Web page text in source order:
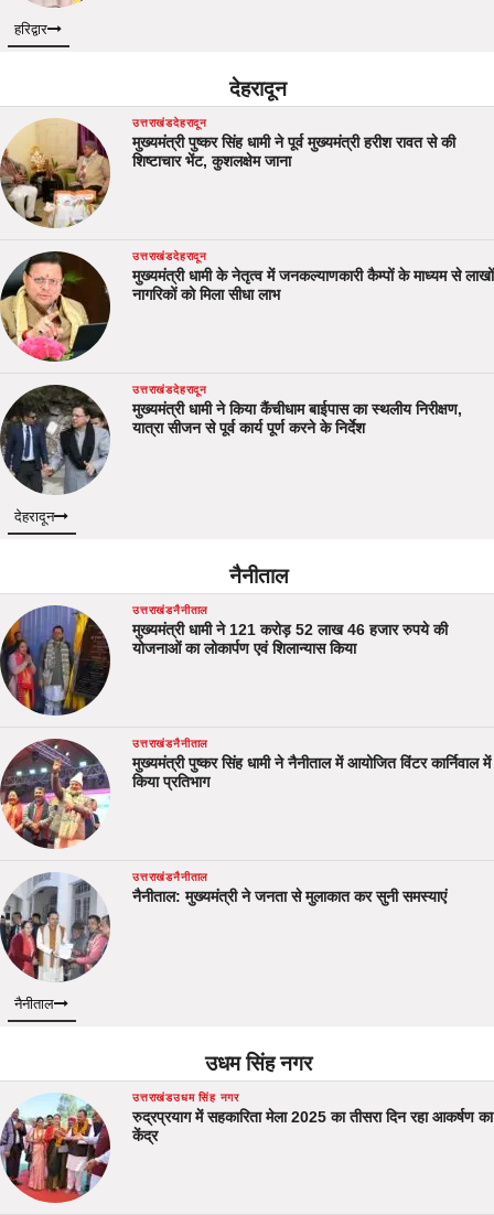
हरिद्वार
देहरादून
उत्तराखंडदेहरादून
मुख्यमंत्री पुष्कर सिंह धामी ने पूर्व मुख्यमंत्री हरीश रावत से की
शिष्टाचार भेंट, कुशलक्षेम जाना
उत्तराखंडदेहरादून
मुख्यमंत्री धामी के नेतृत्व में जनकल्याणकारी कैम्पों के माध्यम से लाखों
नागरिकों को मिला सीधा लाभ
उत्तराखंडदेहरादून
मुख्यमंत्री धामी ने किया कैंचीधाम बाईपास का स्थलीय निरीक्षण,
यात्रा सीजन से पूर्व कार्य पूर्ण करने के निर्देश
देहरादून
नैनीताल
उत्तराखंडनैनीताल
मुख्यमंत्री धामी ने 121 करोड़ 52 लाख 46 हजार रुपये की
योजनाओं का लोकार्पण एवं शिलान्यास किया
उत्तराखंडनैनीताल
मुख्यमंत्री पुष्कर सिंह धामी ने नैनीताल में आयोजित विंटर कार्निवाल में
किया प्रतिभाग
उत्तराखंडनैनीताल
नैनीताल: मुख्यमंत्री ने जनता से मुलाकात कर सुनी समस्याएं
नैनीताल
उधम सिंह नगर
उत्तराखंडउधम सिंह नगर
रुद्रप्रयाग में सहकारिता मेला 2025 का तीसरा दिन रहा आकर्षण का
केंद्र